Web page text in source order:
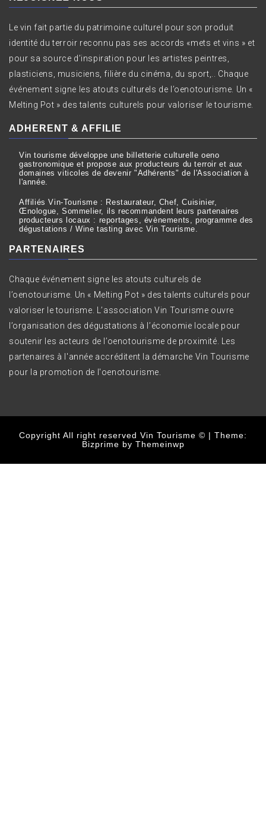
Le vin fait partie du patrimoine culturel pour son produit
identité du terroir reconnu pas ses accords «mets et vins » et
pour sa source d’inspiration pour les artistes peintres,
plasticiens, musiciens, filière du cinéma, du sport,.. Chaque
événement signe les atouts culturels de l’oenotourisme. Un «
Melting Pot » des talents culturels pour valoriser le tourisme.
ADHERENT & AFFILIE
Vin tourisme développe une billetterie culturelle oeno
gastronomique et propose aux producteurs du terroir et aux
domaines viticoles de devenir "Adhérents" de l'Association à
l'année.
Affiliés Vin-Tourisme : Restaurateur, Chef, Cuisinier,
Œnologue, Sommelier, ils recommandent leurs partenaires
producteurs locaux : reportages, évènements, programme des
dégustations / Wine tasting avec Vin Tourisme.
PARTENAIRES
Chaque événement signe les atouts culturels de
l’oenotourisme. Un « Melting Pot » des talents culturels pour
valoriser le tourisme. L’association Vin Tourisme ouvre
l’organisation des dégustations à l’économie locale pour
soutenir les acteurs de l’oenotourisme de proximité. Les
partenaires à l'année accréditent la démarche Vin Tourisme
pour la promotion de l'oenotourisme.
Copyright All right reserved Vin Tourisme © | Theme:
Bizprime by Themeinwp